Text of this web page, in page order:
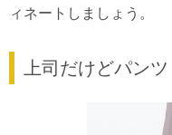
ィネートしましょう。
上司だけどパン